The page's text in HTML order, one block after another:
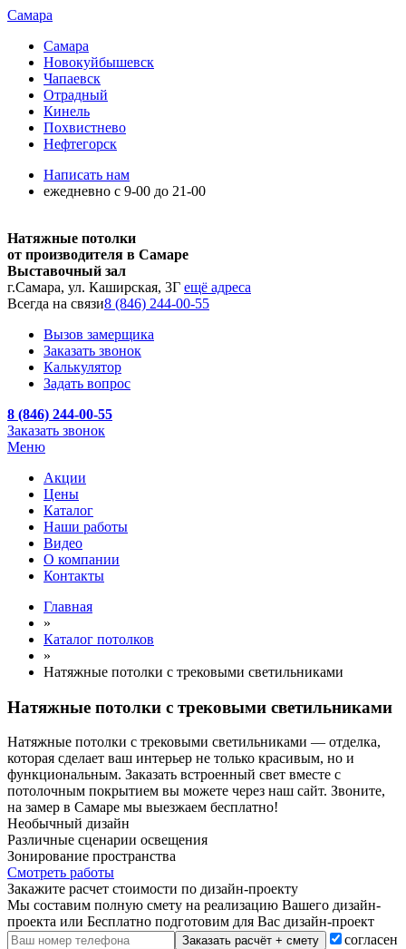
Самара
Самара
Новокуйбышевск
Чапаевск
Отрадный
Кинель
Похвистнево
Нефтегорск
Написать нам
ежедневно с 9-00 до 21-00
Натяжные потолки
от производителя в Самаре
Выставочный зал
г.Самара, ул. Каширская, 3Г ещё адреса
Всегда на связи8 (846) 244-00-55
Вызов замерщика
Заказать звонок
Калькулятор
Задать вопрос
8 (846) 244-00-55
Заказать звонок
Меню
Акции
Цены
Каталог
Наши работы
Видео
О компании
Контакты
Главная
»
Каталог потолков
»
Натяжные потолки с трековыми светильниками
Натяжные потолки с трековыми светильниками
Натяжные потолки с трековыми светильниками — отделка,
которая сделает ваш интерьер не только красивым, но и
функциональным. Заказать встроенный свет вместе с
потолочным покрытием вы можете через наш сайт. Звоните,
на замер в Самаре мы выезжаем бесплатно!
Необычный дизайн
Различные сценарии освещения
Зонирование пространства
Смотреть работы
Закажите расчет cтоимости по дизайн-проекту
Мы составим полную смету на реализацию Вашего дизайн-
проекта или Бесплатно подготовим для Вас дизайн-проект
Заказать расчёт + смету
согласен